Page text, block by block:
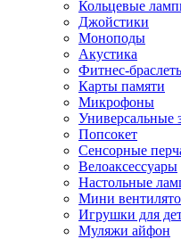
Кольцевые
Джойстики
Моноподы
Акустика
Фитнес-
Карты памяти
Микрофоны
Универсальные
Попсокет
Сенсорные
Велоаксессуары
Настольные
Мини
Игрушки для
Муляжи айфон